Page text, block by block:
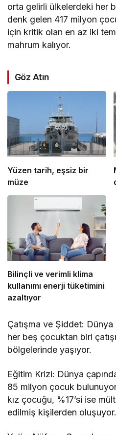
orta gelirli ülkelerdeki her
denk gelen 417 milyon
için kritik olan en az iki
mahrum kalıyor.
Göz Atın
Yüzen tarih, eşsiz bir
müze
Bilinçli ve verimli klima
kullanımı enerji tüketimini
azaltıyor
Çatışma ve Şiddet:
her beş çocuktan biri
bölgelerinde yaşıyor.
Eğitim Krizi: Dünya
85 milyon çocuk
kız çocuğu, %17’si ise
edilmiş kişilerden oluşuyor.